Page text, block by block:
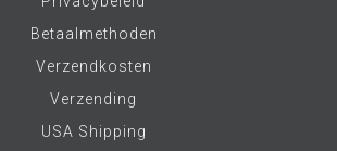
Betaalmethoden
Verzendkosten
Verzending
USA Shipping